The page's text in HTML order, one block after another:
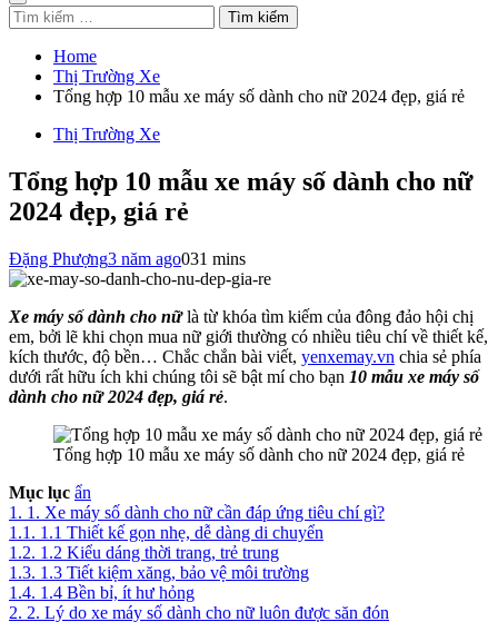
Tìm
kiếm
cho:
Home
Thị Trường Xe
Tổng hợp 10 mẫu xe máy số dành cho nữ 2024 đẹp, giá rẻ
Thị Trường Xe
Tổng hợp 10 mẫu xe máy số dành cho nữ
2024 đẹp, giá rẻ
Đặng Phượng3 năm ago031 mins
Xe máy số dành cho nữlà từ khóa tìm kiếm của đông đảo hội chị
em, bởi lẽ khi chọn mua nữ giới thường có nhiều tiêu chí về thiết kế,
kích thước, độ bền… Chắc chắn bài viết, yenxemay.vn chia sẻ phía
dưới rất hữu ích khi chúng tôi sẽ bật mí cho bạn 10 mẫu xe máy số
dành cho nữ 2024 đẹp, giá rẻ.
Tổng hợp 10 mẫu xe máy số dành cho nữ 2024 đẹp, giá rẻ
Mục lục ẩn
1. 1. Xe máy số dành cho nữ cần đáp ứng tiêu chí gì?
1.1. 1.1 Thiết kế gọn nhẹ, dễ dàng di chuyển
1.2. 1.2 Kiểu dáng thời trang, trẻ trung
1.3. 1.3 Tiết kiệm xăng, bảo vệ môi trường
1.4. 1.4 Bền bỉ, ít hư hỏng
2. 2. Lý do xe máy số dành cho nữ luôn được săn đón